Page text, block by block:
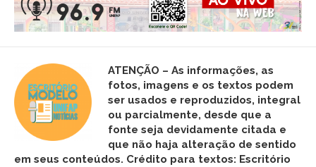
ATENÇÃO – As informações, as
fotos, imagens e os textos podem
ser usados e reproduzidos, integral
ou parcialmente, desde que a
fonte seja devidamente citada e
que não haja alteração de sentido
em seus conteúdos. Crédito para textos: Escritório